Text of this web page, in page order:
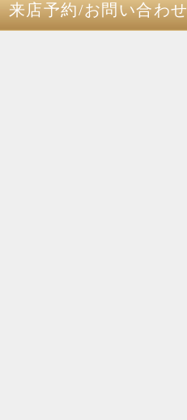
来店予約/お問い合わせ